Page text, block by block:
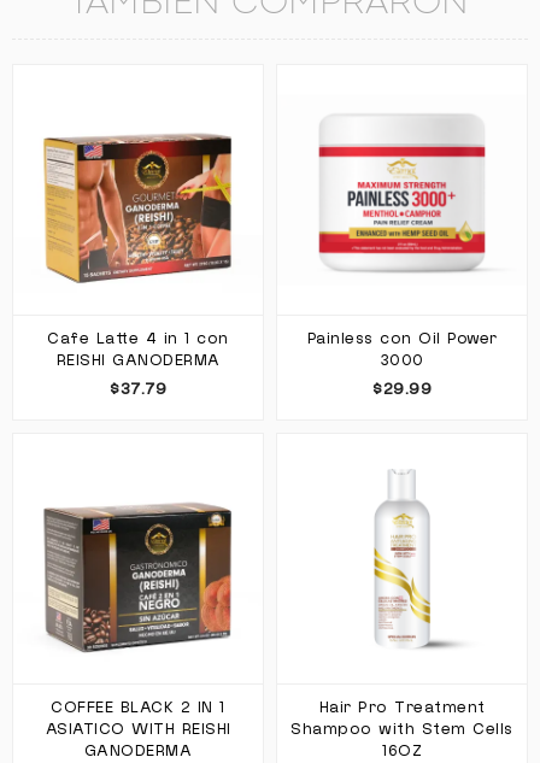
Cafe Latte 4 in 1 con
REISHI GANODERMA
$37.79
Painless con Oil Power
3000
$29.99
COFFEE BLACK 2 IN 1
ASIATICO WITH REISHI
GANODERMA
Hair Pro Treatment
Shampoo with Stem Cells
16OZ